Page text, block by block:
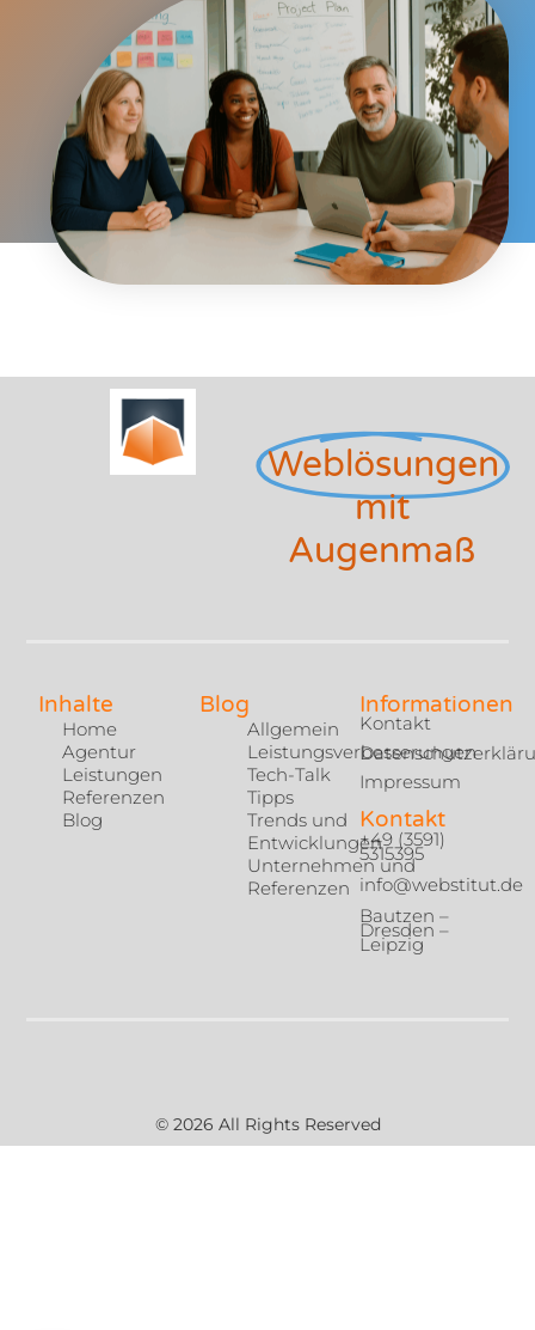
Weblösungen
mit
Augenmaß
Inhalte
Home
Agentur
Leistungen
Referenzen
Blog
Blog
Allgemein
Leistungsverbesserungen
Tech-Talk
Tipps
Trends und
Entwicklungen
Unternehmen und
Referenzen
Informationen
Kontakt
Impressum
Kontakt
+49 (3591)
5315395
info@webstitut.de
Bautzen –
Dresden –
Leipzig
© 2026 All Rights Reserved